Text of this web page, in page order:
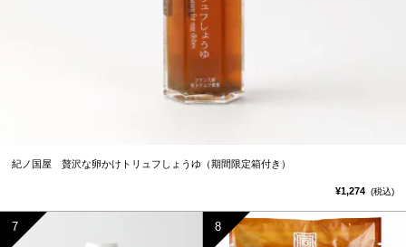
紀ノ国屋 贅沢な卵かけトリュフしょうゆ（期間限定箱付き）
¥1,274 (税込)